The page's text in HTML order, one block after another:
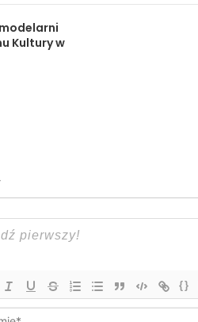
Kultury w
{}